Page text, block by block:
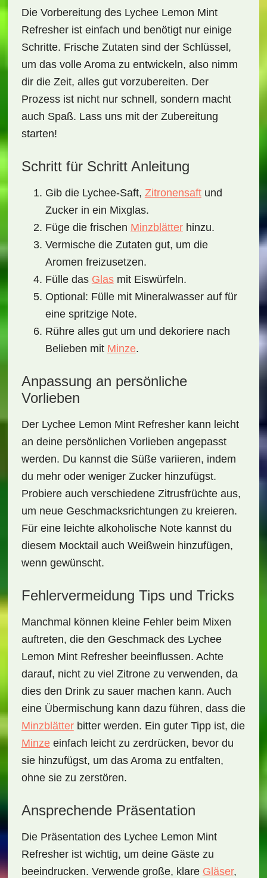
Die Vorbereitung des Lychee Lemon Mint
Refresherist einfach und benötigt nur einige
Schritte. Frische Zutaten sind der Schlüssel,
um das volle Aroma zu entwickeln, also nimm
dir die Zeit, alles gut vorzubereiten. Der
Prozess ist nicht nur schnell, sondern macht
auch Spaß. Lass uns mit der Zubereitung
starten!
Schritt für Schritt Anleitung
Gib die Lychee-Saft, Zitronensaftund
Zucker in ein Mixglas.
Füge die frischen Minzblätterhinzu.
Vermische die Zutaten gut, um die
Aromen freizusetzen.
Fülle das Glasmit Eiswürfeln.
Optional: Fülle mit Mineralwasser auf für
eine spritzige Note.
Rühre alles gut um und dekoriere nach
Belieben mit Minze.
Anpassung an persönliche
Vorlieben
Der Lychee Lemon Mint Refresherkann leicht
an deine persönlichen Vorlieben angepasst
werden. Du kannst die Süße variieren, indem
du mehr oder weniger Zucker hinzufügst.
Probiere auch verschiedene Zitrusfrüchte aus,
um neue Geschmacksrichtungen zu kreieren.
Für eine leichte alkoholische Note kannst du
diesem Mocktail auch Weißwein hinzufügen,
wenn gewünscht.
Fehlervermeidung Tips und Tricks
Manchmal können kleine Fehler beim Mixen
auftreten, die den Geschmack des Lychee
Lemon Mint Refresherbeeinflussen. Achte
darauf, nicht zu viel Zitrone zu verwenden, da
dies den Drink zu sauer machen kann. Auch
eine Übermischung kann dazu führen, dass die
Minzblätterbitter werden. Ein guter Tipp ist, die
Minzeeinfach leicht zu zerdrücken, bevor du
sie hinzufügst, um das Aroma zu entfalten,
ohne sie zu zerstören.
Ansprechende Präsentation
Die Präsentation des Lychee Lemon Mint
Refresherist wichtig, um deine Gäste zu
beeindrucken. Verwende große, klare Gläser,